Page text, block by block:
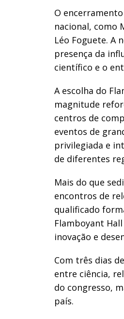
O
nacional, como
Léo Foguete. A
presença da
científico e o
A escolha do
magnitude
centros de
eventos de
privilegiada e
de diferentes
Mais do que
encontros de
qualificado
Flamboyant
inovação e
Com três dias
entre ciência,
do congresso,
país.